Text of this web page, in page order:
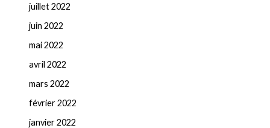
juillet 2022
juin 2022
mai 2022
avril 2022
mars 2022
février 2022
janvier 2022